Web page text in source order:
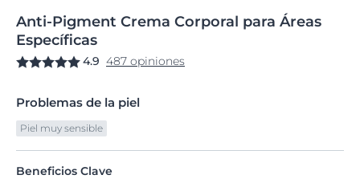
Anti-Pigment Crema Corporal para Áreas
Específicas
4.9 487 opiniones
Problemas de la piel
Piel muy sensible
Beneficios Clave